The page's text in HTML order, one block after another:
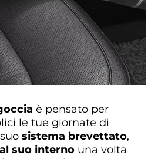
è pensato per
le tue giornate di
sistema brevettato,
suo interno una volta